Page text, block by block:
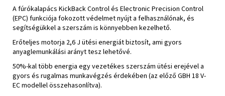
A fúrókalapács KickBack Control és Electronic Precision Control
(EPC) funkciója fokozott védelmet nyújt a felhasználónak, és
segítségükkel a szerszám is könnyebben kezelhető.
Erőteljes motorja 2,6 J ütési energiát biztosít, ami gyors
anyaglemunkálási arányt tesz lehetővé.
50%-kal több energia egy vezetékes szerszám ütési erejével a
gyors és rugalmas munkavégzés érdekében (az előző GBH 18 V-
EC modellel összehasonlítva).